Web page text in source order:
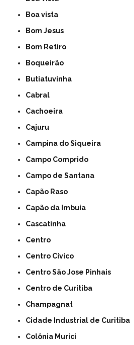
Boa vista
Bom Jesus
Bom Retiro
Boqueirão
Butiatuvinha
Cabral
Cachoeira
Cajuru
Campina do Siqueira
Campo Comprido
Campo de Santana
Capão Raso
Capão da Imbuia
Cascatinha
Centro
Centro Cívico
Centro São Jose Pinhais
Centro de Curitiba
Champagnat
Cidade Industrial de Curitiba
Colônia Murici